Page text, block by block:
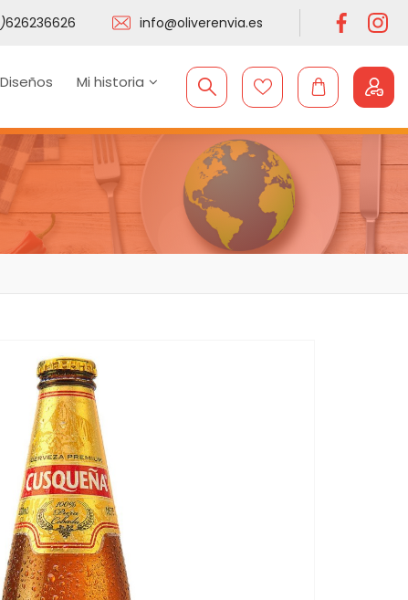
626236626 info@oliverenvia.es
Mi historia